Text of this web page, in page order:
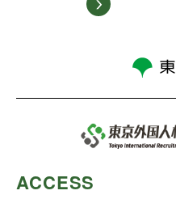
ACCESS